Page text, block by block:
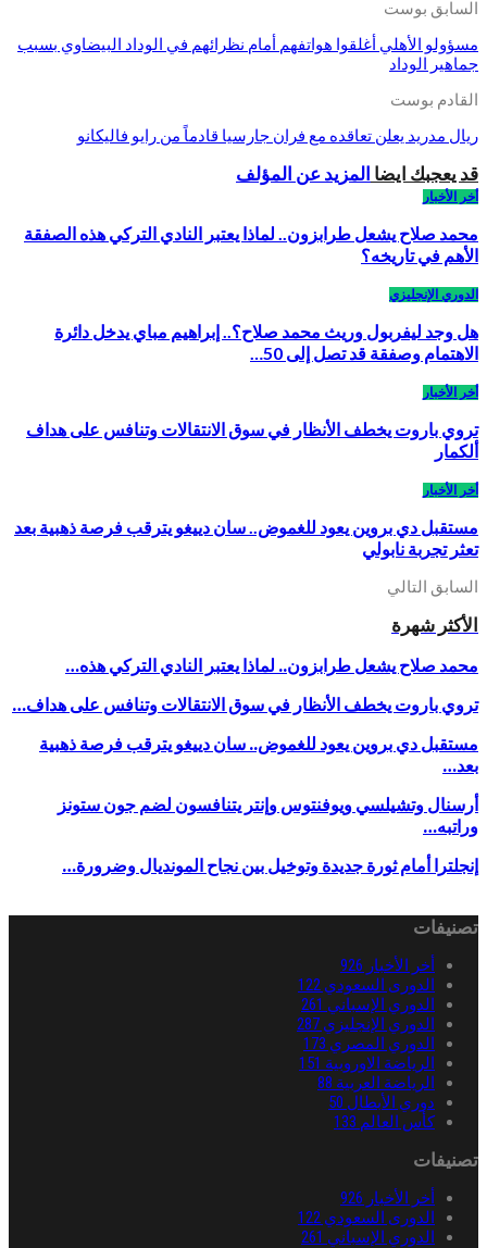
السابق بوست
مسؤولو الأهلي أغلقوا هواتفهم أمام نظرائهم في الوداد البيضاوي بسبب
جماهير الوداد
القادم بوست
ريال مدريد يعلن تعاقده مع فران جارسيا قادماً من رايو فاليكانو
قد يعجبك ايضاالمزيد عن المؤلف
أخر الأخبار
محمد صلاح يشعل طرابزون.. لماذا يعتبر النادي التركي هذه الصفقة
الأهم في تاريخه؟
الدوري الإنجليزي
هل وجد ليفربول وريث محمد صلاح؟.. إبراهيم مباي يدخل دائرة
الاهتمام وصفقة قد تصل إلى 50…
أخر الأخبار
تروي باروت يخطف الأنظار في سوق الانتقالات وتنافس على هداف
ألكمار
أخر الأخبار
مستقبل دي بروين يعود للغموض.. سان دييغو يترقب فرصة ذهبية بعد
تعثر تجربة نابولي
السابقالتالي
الأكثر شهرة
محمد صلاح يشعل طرابزون.. لماذا يعتبر النادي التركي هذه…
تروي باروت يخطف الأنظار في سوق الانتقالات وتنافس على هداف…
مستقبل دي بروين يعود للغموض.. سان دييغو يترقب فرصة ذهبية
بعد…
أرسنال وتشيلسي ويوفنتوس وإنتر يتنافسون لضم جون ستونز
وراتبه…
إنجلترا أمام ثورة جديدة وتوخيل بين نجاح المونديال وضرورة…
تصنيفات
أخر الأخبار 926
الدورى السعودي122
الدوري الإسباني 261
الدوري الإنجليزي287
الدوري المصري173
الرياضة الاوروبية151
الرياضة العربية88
دوري الأبطال 50
كأس العالم133
تصنيفات
أخر الأخبار 926
الدورى السعودي122
الدوري الإسباني 261